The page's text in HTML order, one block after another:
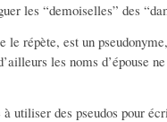
les “demoiselles” des
le répète, est un
les noms d’épouse
à utiliser des pseudos pour